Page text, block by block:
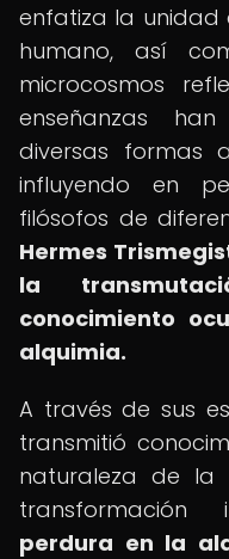
enfatiza la unidad
humano, así
microcosmos
enseñanzas
diversas formas
influyendo en
filósofos de
Hermes
la
conocimiento
alquimia.
A través de sus
transmitió
naturaleza de la
transformación
perdura en la